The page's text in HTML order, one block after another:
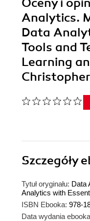
Analytics.
Data
Tools and
Learning
Szczegóły
Tytuł oryginału: Data
Analytics with
ISBN Ebooka: 978-
Data wydania